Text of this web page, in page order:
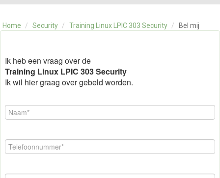
CATEGORIE
OVER ONS
Home / Security / Training Linux LPIC 303 Security / Bel mij
Ik heb een vraag over de
Training Linux LPIC 303 Security
Ik wil hier graag over gebeld worden.